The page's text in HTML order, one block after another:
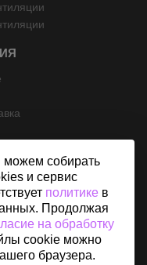
данных
собирать
и сервис
политикев
Продолжая
на обработку
cookie можно
браузера.